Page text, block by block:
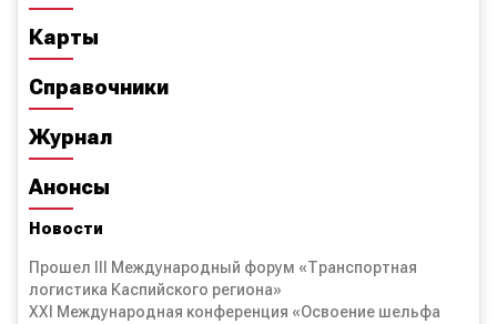
Карты
Справочники
Журнал
Анонсы
Новости
Прошел III Международный форум «Транспортная
логистика Каспийского региона»
XXI Международная конференция «Освоение шельфа